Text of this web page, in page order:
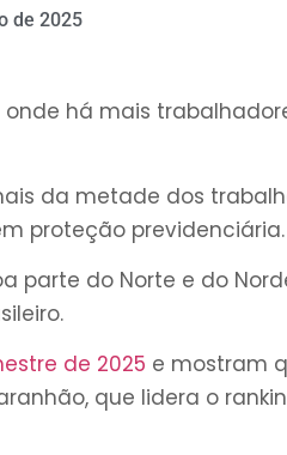
de 2025
há mais
da metade dos
proteção previdenciária.
parte do Norte e do
de 2025 e mostram
que lidera o